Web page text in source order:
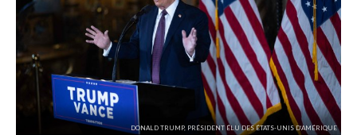
DONALD TRUMP, PRÉSIDENT ÉLU DES ÉTATS-UNIS D’AMÉRIQUE